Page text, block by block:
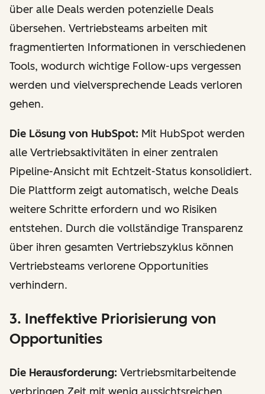
über alle Deals werden potenzielle Deals
übersehen. Vertriebsteams arbeiten mit
fragmentierten Informationen in verschiedenen
Tools, wodurch wichtige Follow-ups vergessen
werden und vielversprechende Leads verloren
gehen.
Die Lösung von HubSpot: Mit HubSpot werden
alle Vertriebsaktivitäten in einer zentralen
Pipeline-Ansicht mit Echtzeit-Status konsolidiert.
Die Plattform zeigt automatisch, welche Deals
weitere Schritte erfordern und wo Risiken
entstehen. Durch die vollständige Transparenz
über ihren gesamten Vertriebszyklus können
Vertriebsteams verlorene Opportunities
verhindern.
3. Ineffektive Priorisierung von
Opportunities
Die Herausforderung: Vertriebsmitarbeitende